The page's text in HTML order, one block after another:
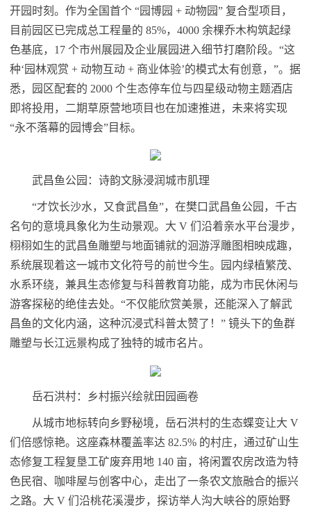
开园时刻。作为全国首个 “园博园 + 动物园” 复合型项目，
目前园区已完成总工程量的 85%，4000 余棵乔木构筑起绿
色基底，17 个市州展园及企业展园进入细节打磨阶段。“这
种‘园林观赏 + 动物互动 + 商业体验’的模式太有创意，”。据
悉，园区配套的 2000 个生态停车位与四星级动物主题酒店
即将投用，二期草原营地项目也在加速推进，未来将实现
“永不落幕的园博会”目标。
武昌鱼公园：诗韵文脉浸润城市肌理
“才饮长沙水，又食武昌鱼”，在樊口武昌鱼公园，千古
名句的意境具象化为生动景观。大 V 们沿着亲水平台漫步，
栩栩如生的武昌鱼雕塑与地面铺就的洄游浮雕图相映成趣，
系统展现着这一城市文化符号的前世今生。园内绿植繁茂、
水系环绕，兼具生态修复与科普教育功能，成为市民休闲与
游客探秘的绝佳去处。“不仅能欣赏美景，还能深入了解武
昌鱼的文化内涵，这种沉浸式科普太赞了！” 镜头下的鱼群
雕塑与长江远景构成了独特的城市名片。
岳石洪村：乡村振兴绘就田园画卷
从城市地标转向乡野秘境，岳石洪村的生态蝶变让大 V
们倍感惊艳。这座森林覆盖率达 82.5% 的村庄，通过矿山生
态修复工程复垦工矿废弃用地 140 亩，将闲置农房改造为特
色民宿、咖啡屋与创客中心，走出了一条农文旅融合的振兴
之路。大 V 们沿桃花溪漫步，探访举人沟大峡谷的原始野